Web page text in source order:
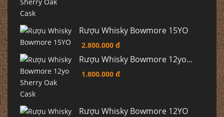
Rượu Whisky Bowmore 15YO
2.800.000 đ
Rượu Whisky Bowmore 12yo...
1.800.000 đ
Rượu Whisky Bowmore 12YO